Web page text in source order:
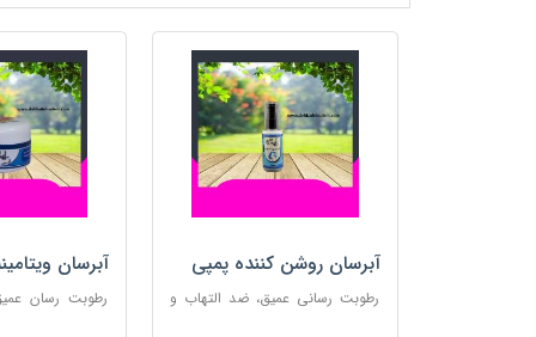
آبرسان روشن کننده پمپی
رطوبت رسانی عمیق، ضد التهاب و
آبرسان
رطوبت رسان